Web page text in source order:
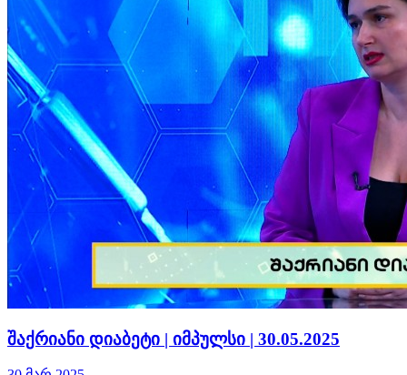
შაქრიანი დიაბეტი | იმპულსი | 30.05.2025